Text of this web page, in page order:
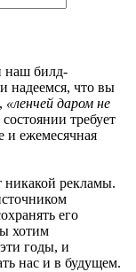
наш билд-
надеемся, что вы
«ленчей даром не
требует
и ежемесячная
никакой рекламы.
его
хотим
годы, и
нас и в будущем.